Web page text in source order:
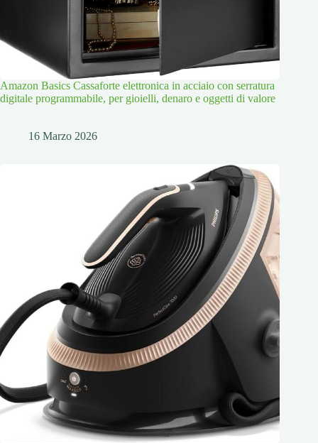
Amazon Basics Cassaforte elettronica in acciaio con serratura
digitale programmabile, per gioielli, denaro e oggetti di valore
16 Marzo 2026